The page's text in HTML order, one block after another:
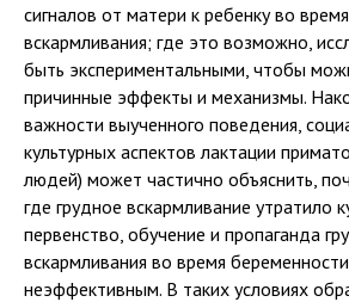
сигналов от матери к ребенку во
вскармливания; где это возможно,
быть экспериментальными, чтобы
причинные эффекты и механизмы.
важности выученного поведения,
культурных аспектов лактации
людей) может частично объяснить,
где грудное вскармливание утратило
первенство, обучение и пропаганда
вскармливания во время
неэффективным. В таких условиях